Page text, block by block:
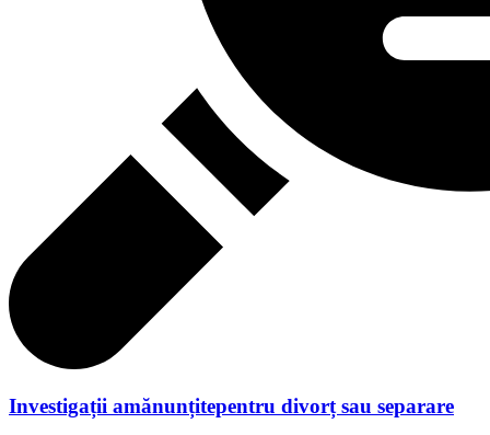
Investigații amănunțitepentru divorț sau separare